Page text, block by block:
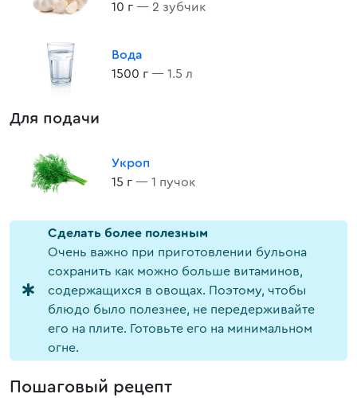
10 г — 2 зубчик
Вода
1500 г — 1.5 л
Для подачи
Укроп
15 г — 1 пучок
Cделать более полезным
Очень важно при приготовлении бульона
сохранить как можно больше витаминов,
содержащихся в овощах. Поэтому, чтобы
блюдо было полезнее, не передерживайте
его на плите. Готовьте его на минимальном
огне.
Пошаговый рецепт